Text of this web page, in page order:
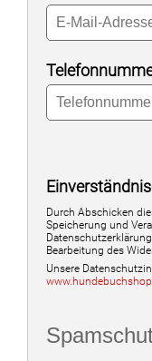
Durch Abschicken
Speicherung und
Bearbeitung des
Unsere